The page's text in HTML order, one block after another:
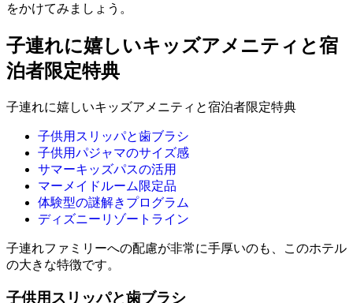
をかけてみましょう。
子連れに嬉しいキッズアメニティと宿
泊者限定特典
子連れに嬉しいキッズアメニティと宿泊者限定特典
子供用スリッパと歯ブラシ
子供用パジャマのサイズ感
サマーキッズパスの活用
マーメイドルーム限定品
体験型の謎解きプログラム
ディズニーリゾートライン
子連れファミリーへの配慮が非常に手厚いのも、このホテル
の大きな特徴です。
子供用スリッパと歯ブラシ